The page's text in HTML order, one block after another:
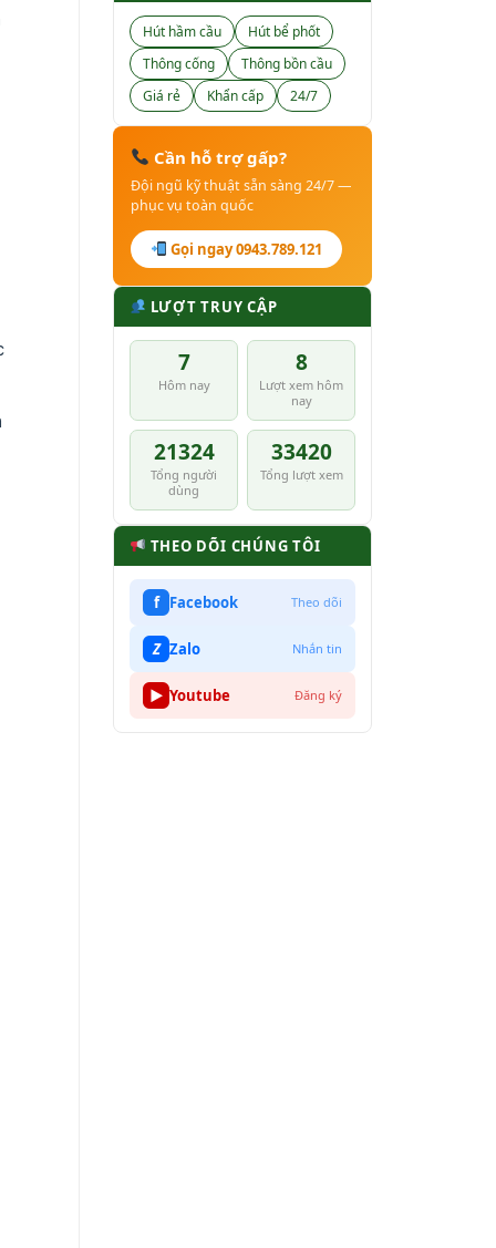
Hút hầm cầu
Hút bể phốt
Thông cống
Thông bồn cầu
Giá rẻ
Khẩn cấp 24/7
Cần hỗ trợ gấp?
Đội ngũ kỹ thuật sẵn sàng 24/7 —
phục vụ toàn quốc
Gọi ngay 0943.789.121
LƯỢT TRUY CẬP
7
Hôm nay
8
Lượt xem hôm
nay
21324
Tổng người
dùng
33420
Tổng lượt xem
THEO DÕI CHÚNG TÔI
f Facebook Theo dõi
Z Zalo Nhắn tin
▶ Youtube Đăng ký